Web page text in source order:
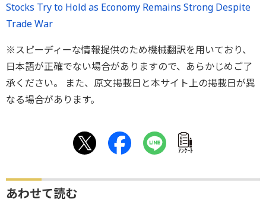
Stocks Try to Hold as Economy Remains Strong Despite
Trade War
※スピーディーな情報提供のため機械翻訳を用いており、
日本語が正確でない場合がありますので、あらかじめご了
承ください。 また、原文掲載日と本サイト上の掲載日が異
なる場合があります。
ｱﾝｹｰﾄ
あわせて読む